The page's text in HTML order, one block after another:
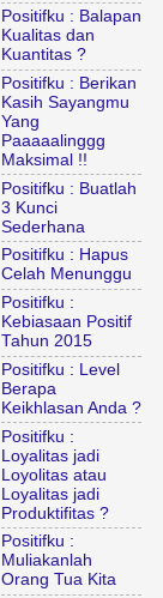
Positifku : Balapan
Kualitas dan
Kuantitas ?
Positifku : Berikan
Kasih Sayangmu
Yang
Paaaaalinggg
Maksimal !!
Positifku : Buatlah
3 Kunci
Sederhana
Positifku : Hapus
Celah Menunggu
Positifku :
Kebiasaan Positif
Tahun 2015
Positifku : Level
Berapa
Keikhlasan Anda ?
Positifku :
Loyalitas jadi
Loyolitas atau
Loyalitas jadi
Produktifitas ?
Positifku :
Muliakanlah
Orang Tua Kita